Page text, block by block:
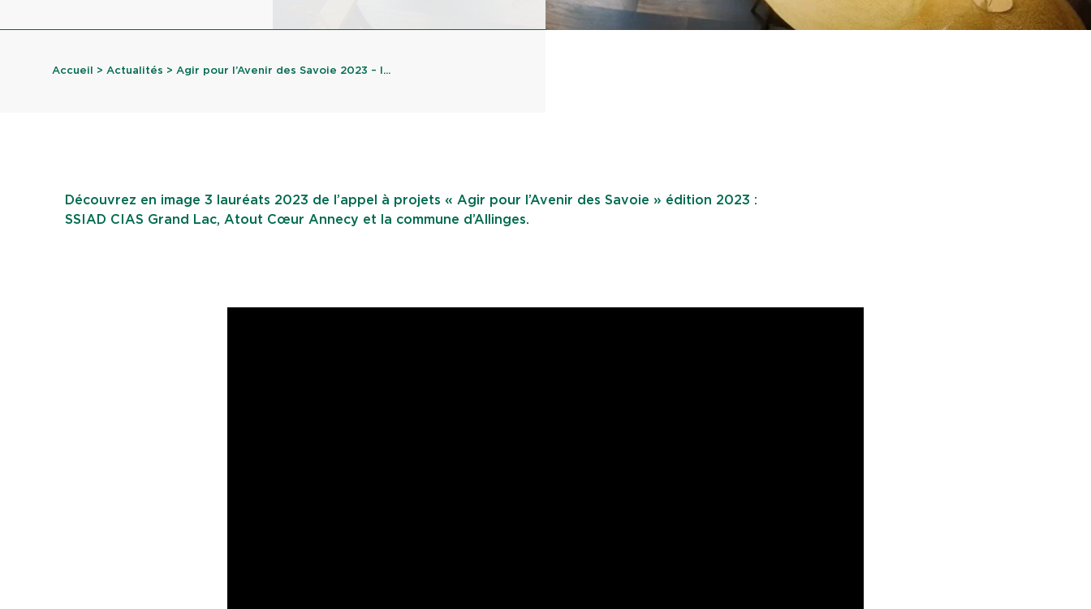
Accueil > Actualités > Agir pour l’Avenir des Savoie 2023 – l...
Découvrez en image 3 lauréats 2023 de l’appel à projets « Agir pour l’Avenir des Savoie » édition 2023 :
SSIAD CIAS Grand Lac, Atout Cœur Annecy et la commune d’Allinges.